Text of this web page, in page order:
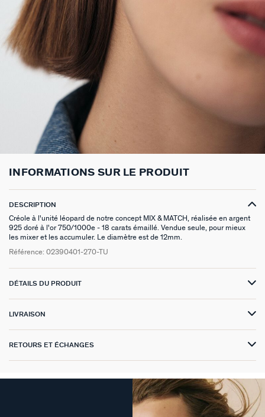
BOUCLES D'OREILLES À L'UNITÉ
BOUCLES D'OREILLES CLIPS
SET DE 3
BOUCLES D'OREILLES ARGENTÉES
BOUCLES D'OREILLES DORÉES
EARCUFFS
CRÉOLES À COMPOSER
SAUTOIRS
PENDENTIFS
COLLIERS DORÉS
COLLIERS ARGENTÉS
COLLIERS À COMPOSER
MANCHETTES
BRACELETS À COMPOSER
MONTRES
CHAÎNES DE CHEVILLE
BRACELETS DORÉS
BRACELETS ARGENTÉS
BAGUES ARGENTÉES
CHEVALIÈRES
ZODIAQUE
PAMPILLES CRÉOLES
BOUCLES D'OREILLES COMPATIBLES
BRACELETS COMPATIBLES
COLLIERS COMPATIBLES
NOS LOOKS
SET DE 3
PIERCINGS DORÉS
PIERCINGS ARGENTÉS
FOULARDS
CEINTURES
PORTE CLÉS
ARGENT SIGNATURE
MADELEINE
TALISMANS
VESTIAIRES
PALAIS ROYAL
VICTOIRE
GÉNÉRATION AGATHA
MY AGATHA CLUB
NOUS REJOINDRE
NOUS CONTACTER
INFORMATIONS SUR LE PRODUIT
DESCRIPTION
Créole à l'unité léopard de notre concept MIX & MATCH, réalisée en argent
925 doré à l'or 750/1000e - 18 carats émaillé. Vendue seule, pour mieux
les mixer et les accumuler. Le diamètre est de 12mm.
Référence: 02390401-270-TU
DÉTAILS DU PRODUIT
LIVRAISON
RETOURS ET ÉCHANGES